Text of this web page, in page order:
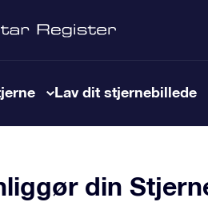
Lav dit stjernebillede
din